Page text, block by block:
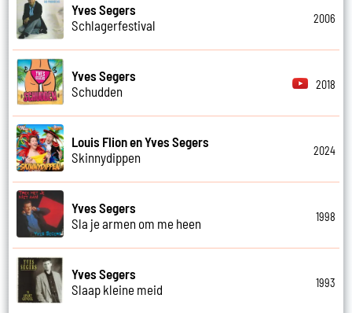
Yves Segers
Schlagerfestival
2006
Yves Segers
Schudden
2018
Louis Flion en Yves Segers
Skinnydippen
2024
Yves Segers
Sla je armen om me heen
1998
Yves Segers
Slaap kleine meid
1993